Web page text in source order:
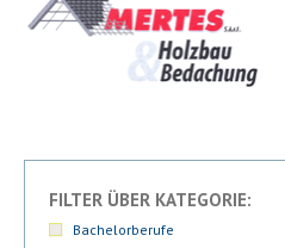
FILTER ÜBER KATEGORIE:
Bachelorberufe